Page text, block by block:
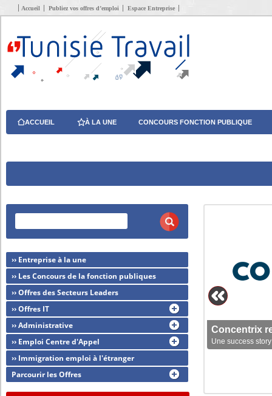
Accueil Publiez vos offres d’emploi Espace Entreprise
ACCUEIL À LA UNE CONCOURS FONCTION PUBLIQUE
Concentrix
Une success
›› Entreprise à la une
›› Les Concours de la fonction publiques
›› Offres des Secteurs Leaders
›› Offres IT
›› Administrative
›› Emploi Centre d'Appel
›› Immigration emploi à l'étranger
Parcourir les Offres